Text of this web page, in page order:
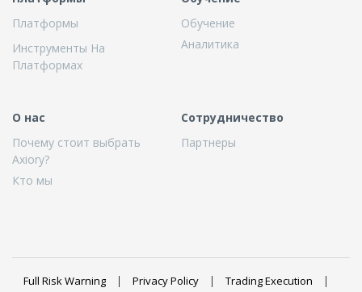
Платформы
Инструменты На
Платформах
Обучение
Аналитика
О нас
Почему стоит выбрать
Axiory?
Кто мы
Сотрудничество
Партнеры
Full Risk Warning Privacy Policy
Trading Execution